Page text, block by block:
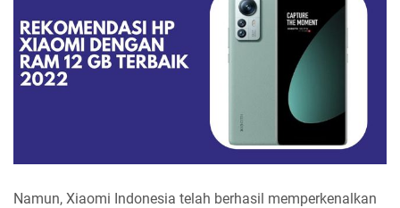
Namun, Xiaomi Indonesia telah berhasil memperkenalkan